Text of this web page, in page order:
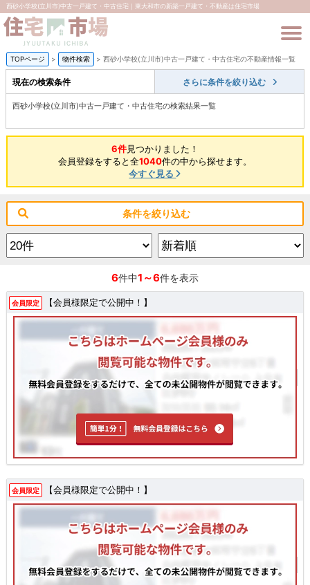
西砂小学校(立川市)中古一戸建て・中古住宅｜東大和市の新築一戸建て・不動産は住宅市場
TOPページ > 物件検索 > 西砂小学校(立川市)中古一戸建て・中古住宅の不動産情報一覧
現在の検索条件 さらに条件を絞り込む
西砂小学校(立川市)中古一戸建て・中古住宅の検索結果一覧
6件見つかりました！
会員登録をすると全1040件の中から探せます。
今すぐ見る
条件を絞り込む
6件中1～6件を表示
会員限定 【会員様限定で公開中！】
会員限定 【会員様限定で公開中！】